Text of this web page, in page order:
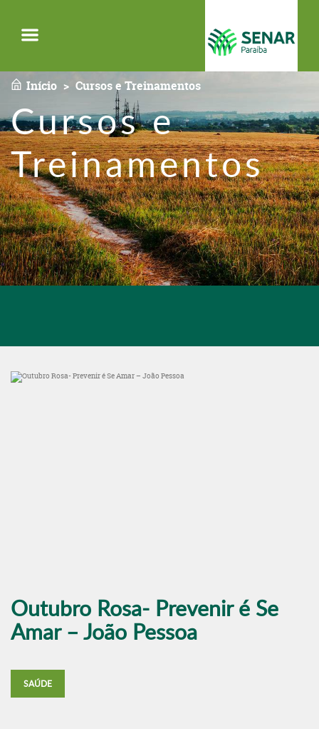
Início Cursos e Treinamentos
Cursos e
Treinamentos
Outubro Rosa- Prevenir é Se
Amar – João Pessoa
SAÚDE